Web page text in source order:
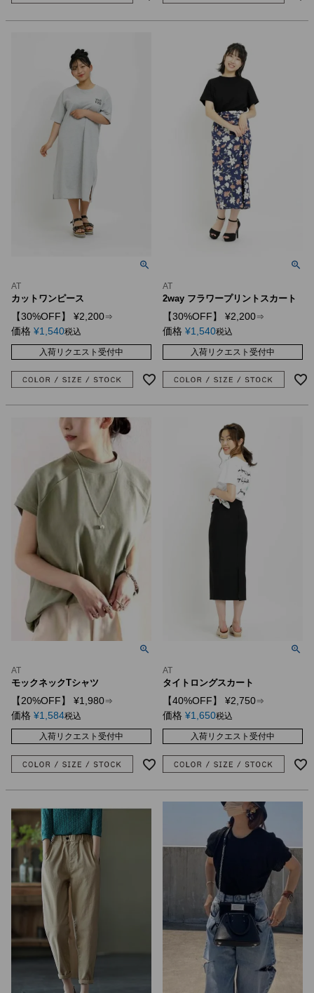
AT
カットワンピース
【30%OFF】 ¥2,200⇒
価格 ¥1,540税込
入荷リクエスト受付中
AT
2way フラワープリントスカート
【30%OFF】 ¥2,200⇒
価格 ¥1,540税込
入荷リクエスト受付中
AT
モックネックTシャツ
【20%OFF】 ¥1,980⇒
価格 ¥1,584税込
入荷リクエスト受付中
AT
タイトロングスカート
【40%OFF】 ¥2,750⇒
価格 ¥1,650税込
入荷リクエスト受付中